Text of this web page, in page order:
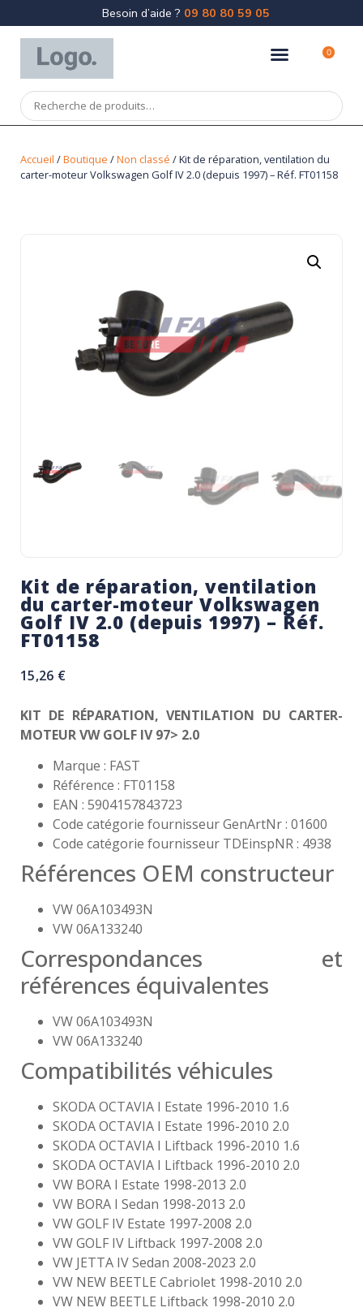
Besoin d’aide ? 09 80 80 59 05
0
Accueil /Boutique /Non classé / Kit de réparation, ventilation du
carter-moteur Volkswagen Golf IV 2.0 (depuis 1997) – Réf. FT01158
Kit de réparation, ventilation
du carter-moteur Volkswagen
Golf IV 2.0 (depuis 1997) – Réf.
FT01158
15,26 €
KIT DE RÉPARATION, VENTILATION DU CARTER-
MOTEUR VW GOLF IV 97> 2.0
Marque : FAST
Référence : FT01158
EAN : 5904157843723
Code catégorie fournisseur GenArtNr : 01600
Code catégorie fournisseur TDEinspNR : 4938
Références OEM constructeur
VW 06A103493N
VW 06A133240
Correspondances et
références équivalentes
VW 06A103493N
VW 06A133240
Compatibilités véhicules
SKODA OCTAVIA I Estate 1996-2010 1.6
SKODA OCTAVIA I Estate 1996-2010 2.0
SKODA OCTAVIA I Liftback 1996-2010 1.6
SKODA OCTAVIA I Liftback 1996-2010 2.0
VW BORA I Estate 1998-2013 2.0
VW BORA I Sedan 1998-2013 2.0
VW GOLF IV Estate 1997-2008 2.0
VW GOLF IV Liftback 1997-2008 2.0
VW JETTA IV Sedan 2008-2023 2.0
VW NEW BEETLE Cabriolet 1998-2010 2.0
VW NEW BEETLE Liftback 1998-2010 2.0